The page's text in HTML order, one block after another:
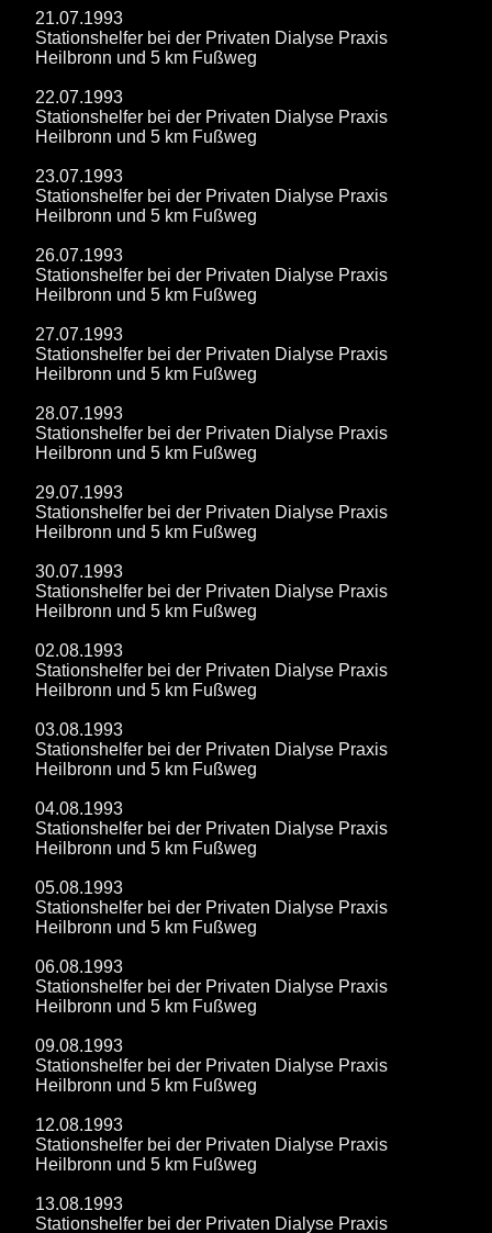
21.07.1993
Stationshelfer bei der Privaten Dialyse Praxis
Heilbronn und 5 km Fußweg
22.07.1993
Stationshelfer bei der Privaten Dialyse Praxis
Heilbronn und 5 km Fußweg
23.07.1993
Stationshelfer bei der Privaten Dialyse Praxis
Heilbronn und 5 km Fußweg
26.07.1993
Stationshelfer bei der Privaten Dialyse Praxis
Heilbronn und 5 km Fußweg
27.07.1993
Stationshelfer bei der Privaten Dialyse Praxis
Heilbronn und 5 km Fußweg
28.07.1993
Stationshelfer bei der Privaten Dialyse Praxis
Heilbronn und 5 km Fußweg
29.07.1993
Stationshelfer bei der Privaten Dialyse Praxis
Heilbronn und 5 km Fußweg
30.07.1993
Stationshelfer bei der Privaten Dialyse Praxis
Heilbronn und 5 km Fußweg
02.08.1993
Stationshelfer bei der Privaten Dialyse Praxis
Heilbronn und 5 km Fußweg
03.08.1993
Stationshelfer bei der Privaten Dialyse Praxis
Heilbronn und 5 km Fußweg
04.08.1993
Stationshelfer bei der Privaten Dialyse Praxis
Heilbronn und 5 km Fußweg
05.08.1993
Stationshelfer bei der Privaten Dialyse Praxis
Heilbronn und 5 km Fußweg
06.08.1993
Stationshelfer bei der Privaten Dialyse Praxis
Heilbronn und 5 km Fußweg
09.08.1993
Stationshelfer bei der Privaten Dialyse Praxis
Heilbronn und 5 km Fußweg
12.08.1993
Stationshelfer bei der Privaten Dialyse Praxis
Heilbronn und 5 km Fußweg
13.08.1993
Stationshelfer bei der Privaten Dialyse Praxis